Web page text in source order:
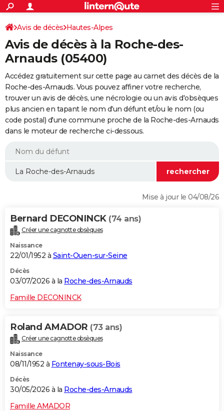
ACTUALITÉS
Politique
Société
Faits Divers
Education
Monde
Villes
+
SPORT
Coupe du monde 2026
Football
Tennis
Cyclisme
Rugby
Forum
FINANCE
Retraite
Impôts
Epargne
Immobilier
Risques naturels par ville
Banque
Assurance
Crédit
Essais
Réserver un essai
Citadines
Berlines
SUV
Forum auto
+
HIGH-TECH
Mobiles
Meilleur smartphone
Internet
Ordinateurs
Jeux vidéo
Guide high-tech
+
BRICOLAGE
Forum
Aménagement intérieur
Extérieur
Cuisine
Salle de bains
Jardinage
Rangement
WEEK-END
Guides de France
Escapades
Patrimoine
Expositions
Musées
Week-end nature
LIFESTYLE
Alimentation
Guide de la santé
Maladies
Médicaments
Sommeil
VOYAGE
Destinations
City break
Voyage nature
Voyage de noces
Forum
Climat
+PHOTO
GUIDES D'ACHAT
BONS PLANS
CARTE DE VOEUX
Dictionnaire
Biographies
Citations
Expressions
Proverbes
PROGRAMME TV
COPAINS D'AVANT
S'inscrire
Se connecter
Lycées
Collèges
Primaires
Universités
Entreprises
Service militaire
Avis de recherche
AVIS DE DÉCÈS
S'inscrire
Connexion
Avis de décès Hautes-Alpes
Avis de décès à la Roche-des-
Arnauds (05400)
Accédez gratuitement sur cette page au carnet des décès de la
Roche-des-Arnauds. Vous pouvez affiner votre recherche,
trouver un avis de décès, une nécrologie ou un avis d'obsèques
plus ancien en tapant le nom d'un défunt et/ou le nom (ou
code postal) d'une commune proche de la Roche-des-Arnauds
dans le moteur de recherche ci-dessous.
Mise à jour le 04/08/26
Bernard DECONINCK (74 ans)
Créer une cagnotte obsèques
Naissance
22/01/1952 à Saint-Ouen-sur-Seine
Décès
03/07/2026 à la Roche-des-Arnauds
Famille DECONINCK
Roland AMADOR (73 ans)
Créer une cagnotte obsèques
Naissance
08/11/1952 à Fontenay-sous-Bois
Décès
30/05/2026 à la Roche-des-Arnauds
Famille AMADOR